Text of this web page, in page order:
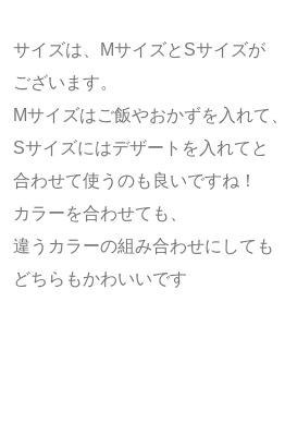
サイズは、MサイズとSサイズが
ございます。
Mサイズはご飯やおかずを入れて、
Sサイズにはデザートを入れてと
合わせて使うのも良いですね！
カラーを合わせても、
違うカラーの組み合わせにしても
どちらもかわいいです